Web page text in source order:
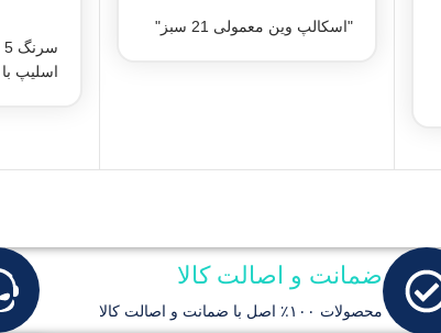
"اسکالپ وین معمولی 21 سبز"
اسلیپ با
ضمانت و اصالت کالا
محصولات ۱۰۰٪ اصل با ضمانت و اصالت کالا